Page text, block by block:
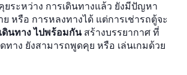
ระหว่าง การเดินทางแล้ว ยังมีปัญหา
ย หรือ การหลงทางได้ แต่การเช่ารถตู้จะ
ดินทาง ไปพร้อมกันสร้างบรรยากาศ ที่
าง ยังสามารถพูดคุย หรือ เล่นเกมด้วย